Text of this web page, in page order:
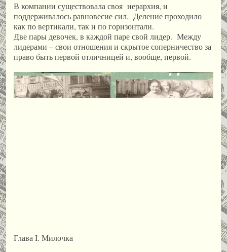
В компании существовала своя иерархия, и
поддерживалось равновесие сил. Деление проходило
как по вертикали, так и по горизонтали.
Две пары девочек, в каждой паре свой лидер. Между
лидерами – свои отношения и скрытое соперничество за
право быть первой отличницей и, вообще, первой.
Глава I. Милочка